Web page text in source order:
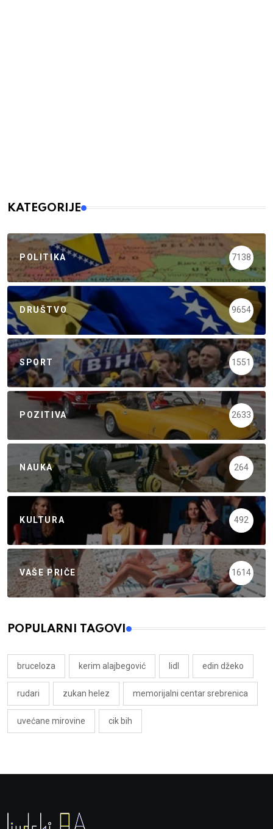
KATEGORIJE
POLITIKA 7138
DRUŠTVO 9654
SPORT 1551
POZITIVA 2633
NAUKA 264
KULTURA 492
VAŠE PRIČE 1614
POPULARNI TAGOVI
bruceloza kerim alajbegović lidl edin džeko
rudari zukan helez memorijalni centar srebrenica
uvećane mirovine cik bih